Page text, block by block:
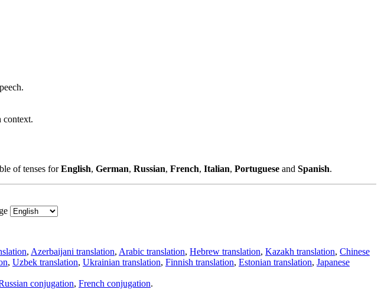
context.
of tenses forEnglish, German, Russian, French, Italian, Portuguese and Spanish.
, Azerbaijani translation, Arabic translation, Hebrew translation, Kazakh translation, Chinese
, Uzbek translation, Ukrainian translation, Finnish translation, Estonian translation, Japanese
conjugation, French conjugation.